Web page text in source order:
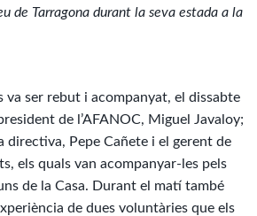
de Tarragona durant la seva estada a la
va ser rebut i acompanyat, el dissabte
de l’AFANOC, Miguel Javaloy;
directiva, Pepe Cañete i el gerent de
els quals van acompanyar-les pels
de la Casa. Durant el matí també
de dues voluntàries que els